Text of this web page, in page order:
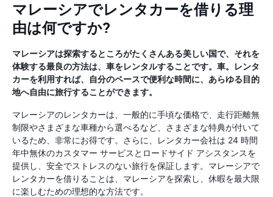
マレーシアでレンタカーを借りる理
由は何ですか?
マレーシアは探索するところがたくさんある美しい国で、それを
体験する最良の方法は、車をレンタルすることです。車。レンタ
カーを利用すれば、自分のペースで便利な時間に、あらゆる目的
地へ自由に旅行することができます。
マレーシアのレンタカーは、一般的に手頃な価格で、走行距離無
制限やさまざまな車種から選べるなど、さまざまな特典が付いて
いるため、非常にお得です。さらに、レンタカー会社は 24 時間
年中無休のカスタマー サービスとロードサイド アシスタンスを
提供し、安全でストレスのない旅行を保証します。マレーシアで
レンタカーを借りることは、マレーシアを探索し、休暇を最大限
に楽しむための理想的な方法です。